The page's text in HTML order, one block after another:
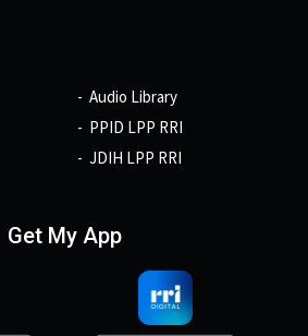
Audio Library
PPID LPP RRI
JDIH LPP RRI
Get My App